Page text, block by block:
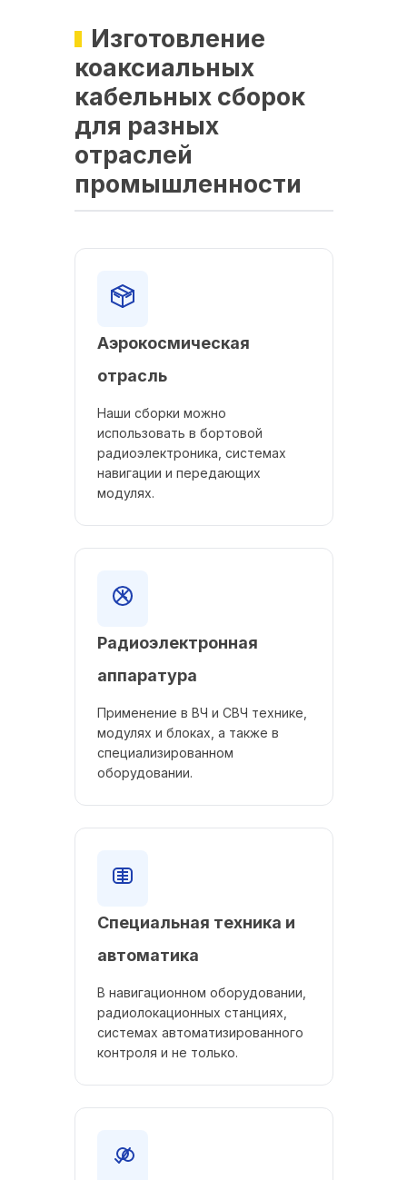
Изготовление
коаксиальных
кабельных сборок
для разных
отраслей
промышленности
Аэрокосмическая
отрасль
Наши сборки можно
использовать в бортовой
радиоэлектроника, системах
навигации и передающих
модулях.
Радиоэлектронная
аппаратура
Применение в ВЧ и СВЧ технике,
модулях и блоках, а также в
специализированном
оборудовании.
Специальная техника и
автоматика
В навигационном оборудовании,
радиолокационных станциях,
системах автоматизированного
контроля и не только.